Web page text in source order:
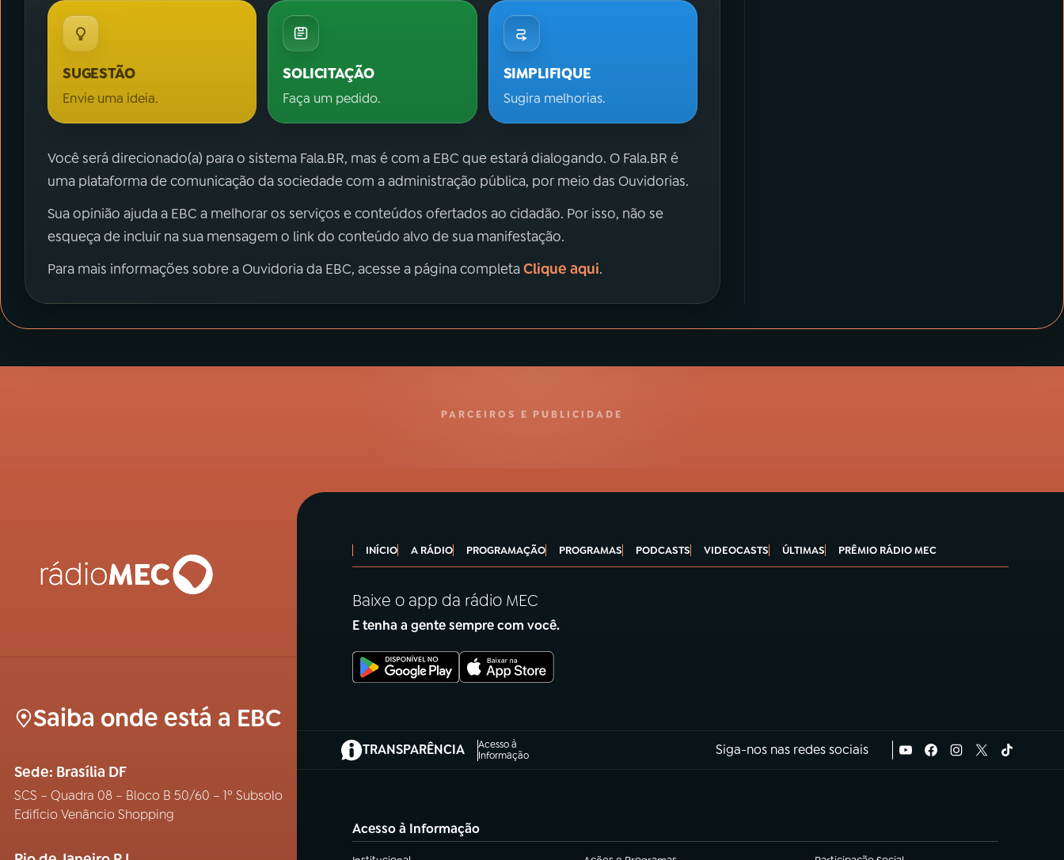
SUGESTÃO
Envie uma ideia.
SOLICITAÇÃO
Faça um pedido.
SIMPLIFIQUE
Sugira melhorias.
Você será direcionado(a) para o sistema Fala.BR, mas é com a EBC que estará dialogando. O Fala.BR é
uma plataforma de comunicação da sociedade com a administração pública, por meio das Ouvidorias.
Sua opinião ajuda a EBC a melhorar os serviços e conteúdos ofertados ao cidadão. Por isso, não se
esqueça de incluir na sua mensagem o link do conteúdo alvo de sua manifestação.
Para mais informações sobre a Ouvidoria da EBC, acesse a página completaClique aqui.
PARCEIROS E PUBLICIDADE
Saiba onde está a EBC
Sede: Brasília DF
SCS – Quadra 08 – Bloco B 50/60 – 1º Subsolo
Edifício Venâncio Shopping
INÍCIO A RÁDIO PROGRAMAÇÃO PROGRAMAS PODCASTS VIDEOCASTS ÚLTIMAS PRÊMIO RÁDIO MEC
Baixe o app da rádio MEC
E tenha a gente sempre com você.
TRANSPARÊNCIA
Acesso à
Informação
(abre em nova aba) Siga-nos nas redes sociais
Acesso à Informação